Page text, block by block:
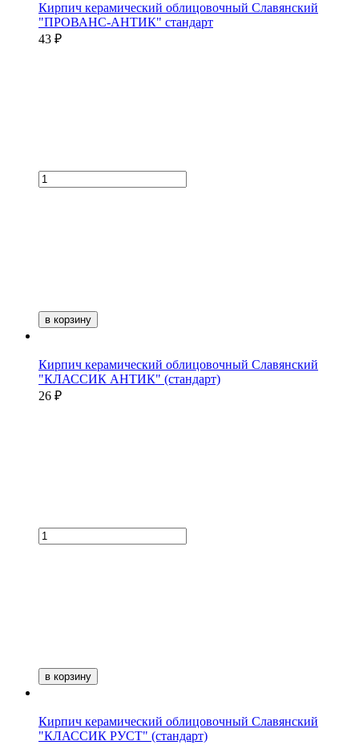
Кирпич керамический облицовочный Славянский
"ПРОВАНС-АНТИК" стандарт
43 ₽
в корзину
Кирпич керамический облицовочный Славянский
"КЛАССИК АНТИК" (стандарт)
26 ₽
в корзину
Кирпич керамический облицовочный Славянский
"КЛАССИК РУСТ" (стандарт)